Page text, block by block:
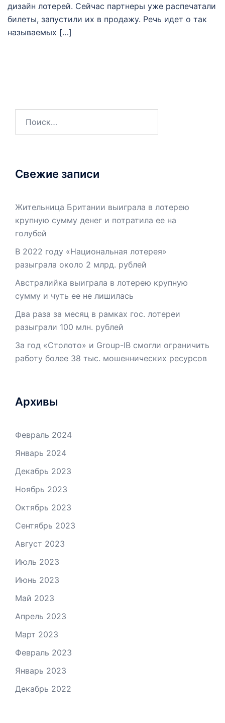
дизайн лотерей. Сейчас партнеры уже распечатали
билеты, запустили их в продажу. Речь идет о так
называемых […]
Свежие записи
Жительница Британии выиграла в лотерею
крупную сумму денег и потратила ее на
голубей
В 2022 году «Национальная лотерея»
разыграла около 2 млрд. рублей
Австралийка выиграла в лотерею крупную
сумму и чуть ее не лишилась
Два раза за месяц в рамках гос. лотереи
разыграли 100 млн. рублей
За год «Столото» и Group-IB смогли ограничить
работу более 38 тыс. мошеннических ресурсов
Архивы
Февраль 2024
Январь 2024
Декабрь 2023
Ноябрь 2023
Октябрь 2023
Сентябрь 2023
Август 2023
Июль 2023
Июнь 2023
Май 2023
Апрель 2023
Март 2023
Февраль 2023
Январь 2023
Декабрь 2022